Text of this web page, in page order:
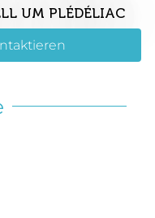
UM PLÉDÉLIAC